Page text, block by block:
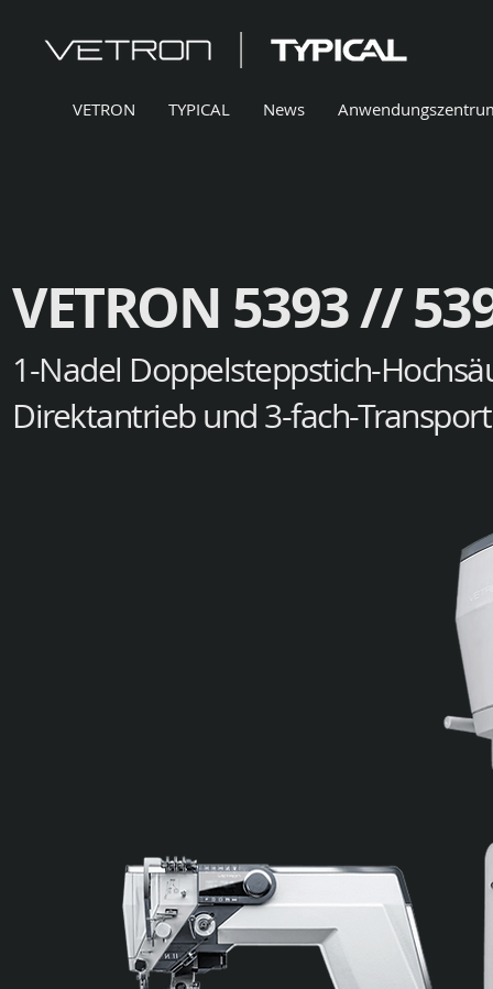
VETRON TYPICAL News
VETRON 5393 //
1-Nadel Doppelsteppstich-
Direktantrieb und 3-fach-Transport